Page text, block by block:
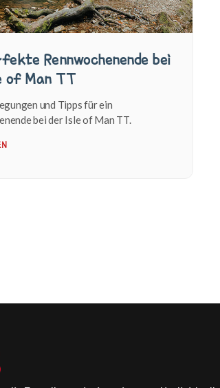
Rennwochenende bei
of Man TT
und Tipps für ein
bei der Isle of Man TT.